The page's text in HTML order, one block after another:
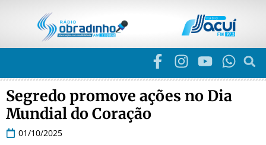
Segredo promove ações no Dia
Mundial do Coração
01/10/2025